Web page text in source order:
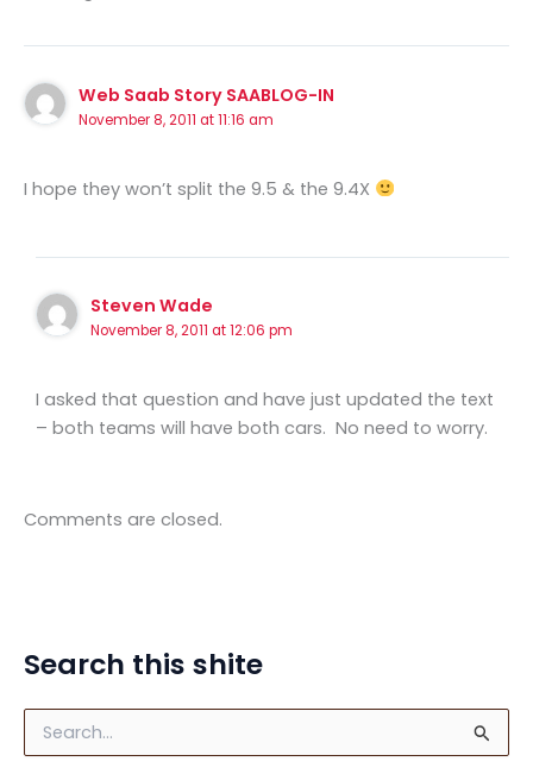
Web Saab Story SAABLOG-IN
November 8, 2011 at 11:16 am
I hope they won’t split the 9.5 & the 9.4X
Steven Wade
November 8, 2011 at 12:06 pm
I asked that question and have just updated the text
– both teams will have both cars. No need to worry.
Comments are closed.
Search this shite